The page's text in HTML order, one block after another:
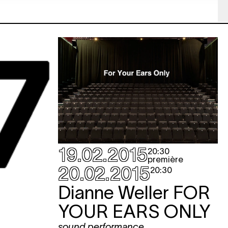
19.02.201520:30
première
20.02.201520:30
Dianne Weller FOR
YOUR EARS ONLY